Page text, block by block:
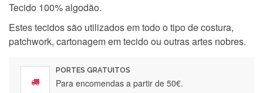
Tecido 100% algodão.
Estes tecidos são utilizados em todo o tipo de costura,
patchwork, cartonagem em tecido ou outras artes nobres.
PORTES GRATUITOS
Para encomendas a partir de 50€.